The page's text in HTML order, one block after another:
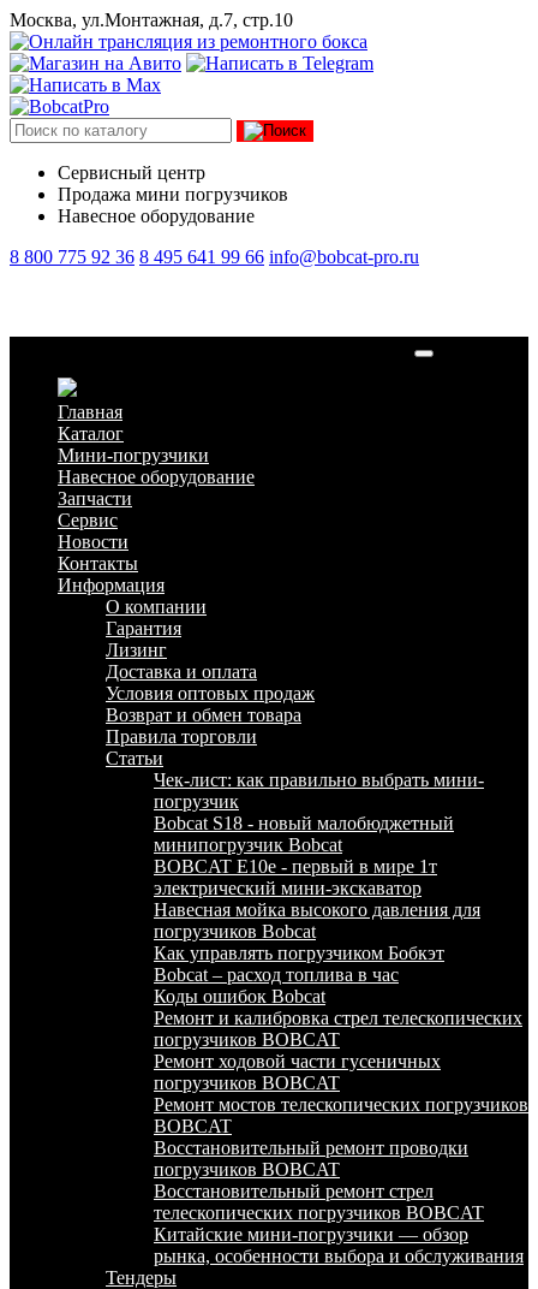
Москва, ул.Монтажная, д.7, стр.10
Сервисный центр
Продажа мини погрузчиков
Навесное оборудование
8 800 775 92 36 8 495 641 99 66 info@bobcat-pro.ru
Главная
Каталог
Мини-погрузчики
Навесное оборудование
Запчасти
Сервис
Новости
Контакты
Информация
О компании
Гарантия
Лизинг
Доставка и оплата
Условия оптовых продаж
Возврат и обмен товара
Правила торговли
Статьи
Чек-лист: как правильно выбрать мини-
погрузчик
Bobcat S18 - новый малобюджетный
минипогрузчик Bobcat
BOBCAT E10e - первый в мире 1т
электрический мини-экскаватор
Навесная мойка высокого давления для
погрузчиков Bobcat
Как управлять погрузчиком Бобкэт
Bobcat – расход топлива в час
Коды ошибок Bobcat
Ремонт и калибровка стрел телескопических
погрузчиков BOBCAT
Ремонт ходовой части гусеничных
погрузчиков BOBCAT
Ремонт мостов телескопических погрузчиков
BOBCAT
Восстановительный ремонт проводки
погрузчиков BOBCAT
Восстановительный ремонт стрел
телескопических погрузчиков BOBCAT
Китайские мини-погрузчики — обзор
рынка, особенности выбора и обслуживания
Тендеры